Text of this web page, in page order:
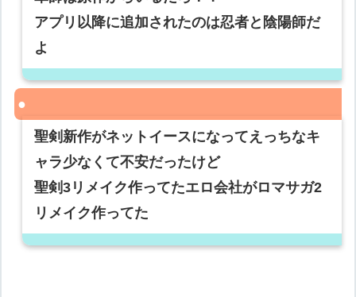
アプリ以降に追加されたのは忍者と陰陽師だ
よ
聖剣新作がネットイースになってえっちなキ
ャラ少なくて不安だったけど
聖剣3リメイク作ってたエロ会社がロマサガ2
リメイク作ってた